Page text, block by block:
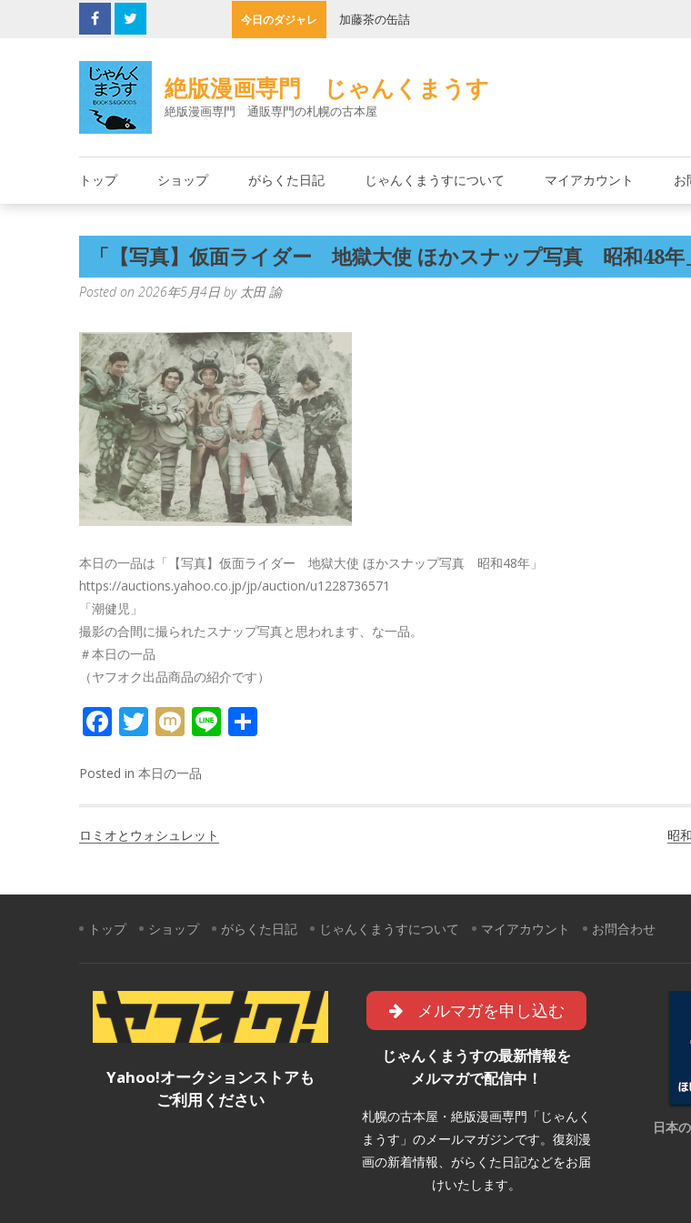
今日のダジャレ 加藤茶の缶詰
絶版漫画専門 じゃんくまうす
絶版漫画専門 通販専門の札幌の古本屋
トップ ショップ がらくた日記 じゃんくまうすについて マイアカウント お
「【写真】仮面ライダー 地獄大使 ほかスナップ写真 昭和48年
Posted on 2026年5月4日 by 太田 諭
本日の一品は「【写真】仮面ライダー 地獄大使 ほかスナップ写真 昭和48年」
https://auctions.yahoo.co.jp/jp/auction/u1228736571
「潮健児」
撮影の合間に撮られたスナップ写真と思われます、な一品。
＃本日の一品
（ヤフオク出品商品の紹介です）
FACEBOOK
TWITTER
MIXILINE
Posted in 本日の一品
稿
シ
ョ
ロミオとウォシュレット 昭
トップ ショップ がらくた日記 じゃんくまうすについて マイアカウント お問合わせ
Yahoo!オークションストアも
ご利用ください
メルマガを申し込む
じゃんくまうすの最新情報を
メルマガで配信中！
札幌の古本屋・絶版漫画専門「じゃんく
まうす」のメールマガジンです。復刻漫
画の新着情報、がらくた日記などをお届
けいたします。
日本